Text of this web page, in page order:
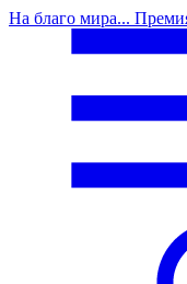
На благо мира...